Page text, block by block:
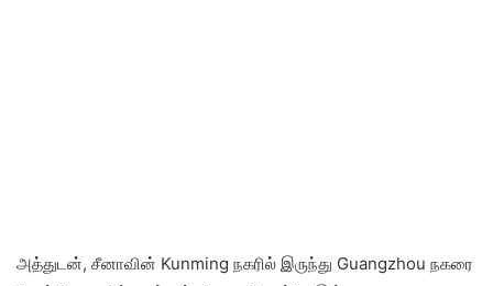
அத்துடன், சீனாவின் Kunming நகரில் இருந்து Guangzhou நகரை